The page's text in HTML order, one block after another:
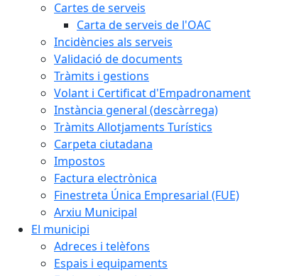
Cartes de serveis
Carta de serveis de l'OAC
Incidències als serveis
Validació de documents
Tràmits i gestions
Volant i Certificat d'Empadronament
Instància general (descàrrega)
Tràmits Allotjaments Turístics
Carpeta ciutadana
Impostos
Factura electrònica
Finestreta Única Empresarial (FUE)
Arxiu Municipal
El municipi
Adreces i telèfons
Espais i equipaments